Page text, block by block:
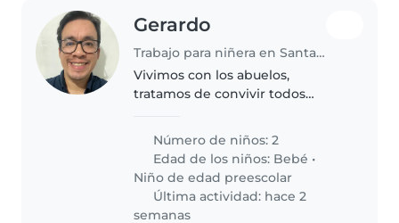
Gerardo
Trabajo para niñera en Santa Tecla
Vivimos con los abuelos,
tratamos de convivir todos
pilar fundamental, por lo que
necesitamos a alguien que nos
ayude con nuestros hijos
Número de niños: 2
Edad de los niños: Bebé •
Niño de edad preescolar
Última actividad: hace 2
semanas